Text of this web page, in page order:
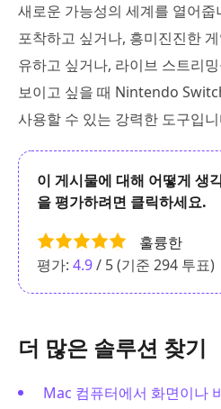
새로운 가능성의 세계를 열어
포착하고 싶거나, 흥미진진한
유하고 싶거나, 라이브 스트리
보이고 싶을 때 Nintendo
사용할 수 있는 강력한 도구입
이 게시물에 대해 어떻게 생
을 평가하려면 클릭하세요.
훌륭한
평가: 4.9/ 5 (기준 294 투표)
더 많은 솔루션 찾기
Mac 컴퓨터에서 화면이나